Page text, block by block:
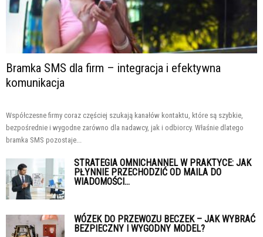
Bramka SMS dla firm – integracja i efektywna
komunikacja
Współczesne firmy coraz częściej szukają kanałów kontaktu, które są szybkie,
bezpośrednie i wygodne zarówno dla nadawcy, jak i odbiorcy. Właśnie dlatego
bramka SMS pozostaje...
STRATEGIA OMNICHANNEL W PRAKTYCE: JAK
PŁYNNIE PRZECHODZIĆ OD MAILA DO
WIADOMOŚCI...
WÓZEK DO PRZEWOZU BECZEK – JAK WYBRAĆ
BEZPIECZNY I WYGODNY MODEL?